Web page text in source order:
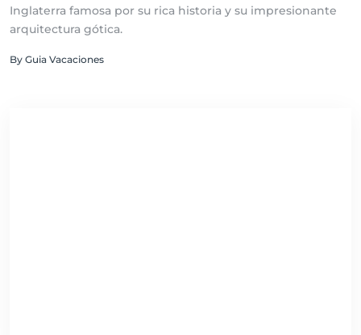
Inglaterra famosa por su rica historia y su impresionante
arquitectura gótica.
By Guia Vacaciones